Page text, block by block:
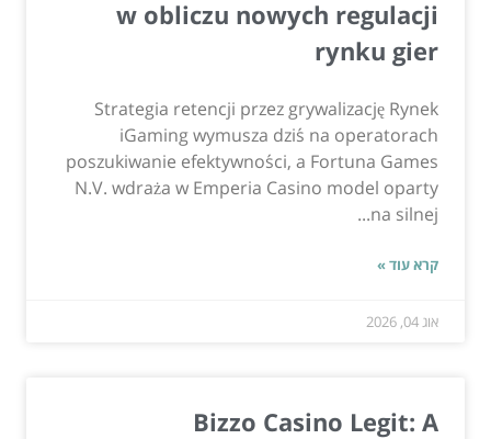
w obliczu nowych regulacji
rynku gier
Strategia retencji przez grywalizację Rynek
iGaming wymusza dziś na operatorach
poszukiwanie efektywności, a Fortuna Games
N.V. wdraża w Emperia Casino model oparty
na silnej...
קרא עוד »
אוג 04, 2026
Bizzo Casino Legit: A